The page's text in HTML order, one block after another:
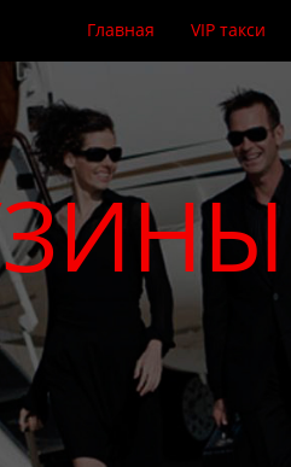
Главная VIP такси